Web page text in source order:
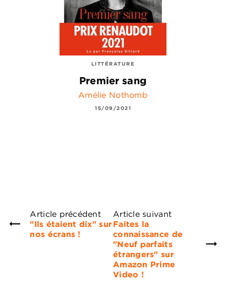
LITTÉRATURE
Premier sang
Amélie Nothomb
15/09/2021
Article précédent
"Ils étaient dix" sur
nos écrans !
Article suivant
Faites la
connaissance de
"Neuf parfaits
étrangers" sur
Amazon Prime
Video !